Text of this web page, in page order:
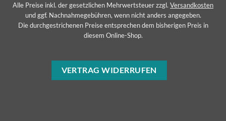
Alle Preise inkl. der gesetzlichen Mehrwertsteuer zzgl. Versandkosten
und ggf. Nachnahmegebühren, wenn nicht anders angegeben.
Die durchgestrichenen Preise entsprechen dem bisherigen Preis in
diesem Online-Shop.
VERTRAG WIDERRUFEN